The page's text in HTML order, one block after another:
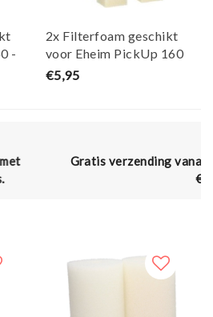
-
2x Filterfoam geschikt
voor Eheim PickUp 160
- Maja Koi
€5,95
vanaf € 50,- (en naar België